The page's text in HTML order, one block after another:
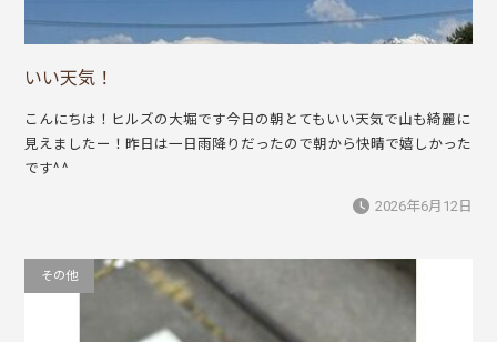
いい天気！
こんにちは！ヒルズの大堀です今日の朝とてもいい天気で山も綺麗に
見えましたー！昨日は一日雨降りだったので朝から快晴で嬉しかった
です^ ^
2026年6月12日
その他